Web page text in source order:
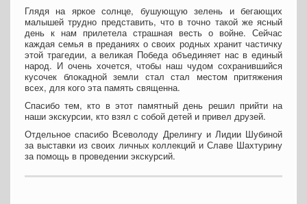
Глядя на яркое солнце, бушующую зелень и бегающих
малышей трудно представить, что в точно такой же ясный
день к нам прилетела страшная весть о войне. Сейчас
каждая семья в преданиях о своих родных хранит частичку
этой трагедии, а великая Победа объединяет нас в единый
народ. И очень хочется, чтобы наш чудом сохранившийся
кусочек блокадной земли стал стал местом притяжения
всех, для кого эта память священна.
Спасибо тем, кто в этот памятный день решил прийти на
наши экскурсии, кто взял с собой детей и привел друзей.
Отдельное спасибо Всеволоду Дрелингу и Лидии Шубиной
за выставки из своих личных коллекций и Славе Шахтурину
за помощь в проведении экскурсий.